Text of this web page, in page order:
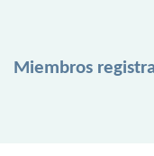
Miembros